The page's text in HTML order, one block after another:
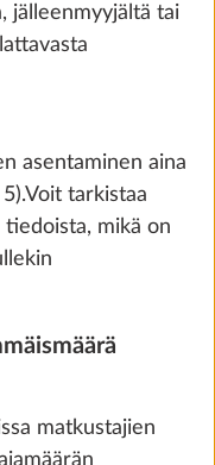
make the best
to improve our
your
data for
You can
540 €
jälleenmyyjältä tai
asentaminen aina
tarkistaa
mikä on
matkustajien